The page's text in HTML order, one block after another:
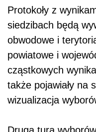
Protokoły z
siedzibach będą
obwodowe i
powiatowe i
cząstkowych
także pojawiały na
wizualizacja